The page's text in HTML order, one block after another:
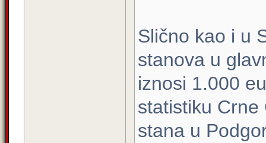
Slično kao i u
stanova u
iznosi 1.000
statistiku
stana u